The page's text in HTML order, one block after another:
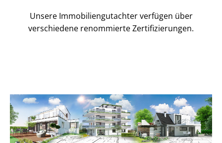
Unsere Immobilien­gutachter verfügen über
verschiedene renommierte Zer­ti­fi­zie­run­gen.